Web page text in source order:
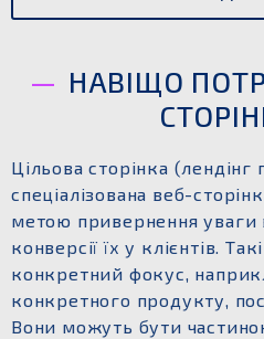
НАВІЩО
Цільова сторінка
спеціалізована веб-
метою привернення уваги
конверсії їх у клієнтів.
конкретний фокус,
конкретного продукту,
Вони можуть бути